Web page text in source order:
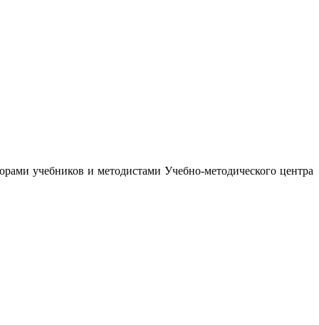
учебников и методистами Учебно-методического центра